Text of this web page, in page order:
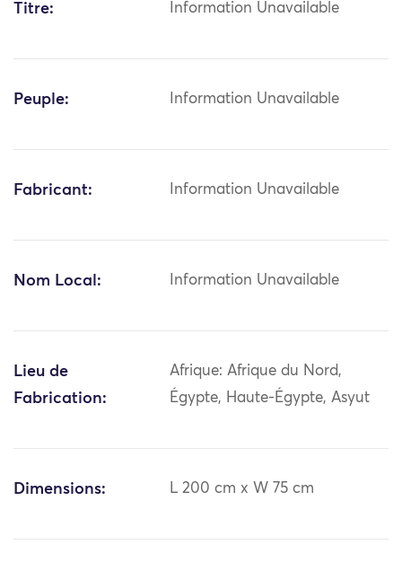
Titre: Information Unavailable
Peuple: Information Unavailable
Fabricant: Information Unavailable
Nom Local: Information Unavailable
Lieu de
Fabrication:
Afrique: Afrique du Nord,
Égypte, Haute-Égypte, Asyut
Dimensions: L 200 cm x W 75 cm